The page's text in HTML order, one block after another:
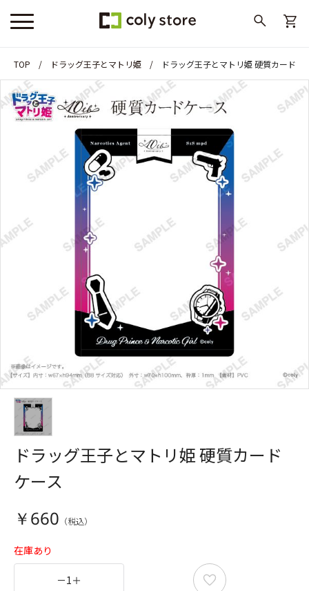
TOP ドラッグ王子とマトリ姫 ドラッグ王子とマトリ姫 硬質カードケ
ドラッグ王子とマトリ姫 硬質カード
ケース
￥660
在庫あり
－1＋